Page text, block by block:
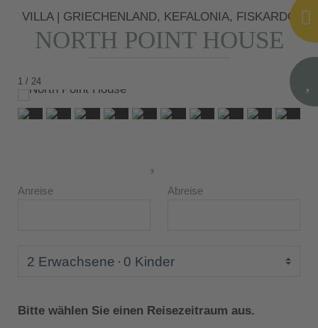
VILLA | GRIECHENLAND, KEFALONIA, FISKARDO
NORTH POINT HOUSE
1 / 24
Anreise Abreise
2 Erwachsene 0 Kinder
Bitte wählen Sie einen Reisezeitraum aus.